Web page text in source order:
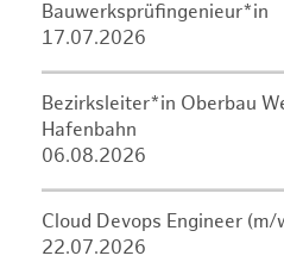
Bauwerksprüfingenieur*in
17.07.2026
Bezirksleiter*in Oberbau
Hafenbahn
06.08.2026
Cloud Devops Engineer (m/
22.07.2026